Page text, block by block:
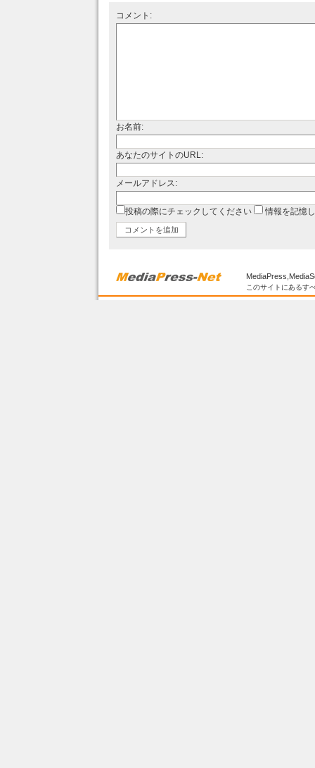
コメント:
お名前:
あなたのサイトのURL:
メールアドレス:
投稿の際にチェックしてください 情報を記憶
このサイトにあるす